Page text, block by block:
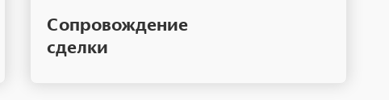
Сопровождение
сделки